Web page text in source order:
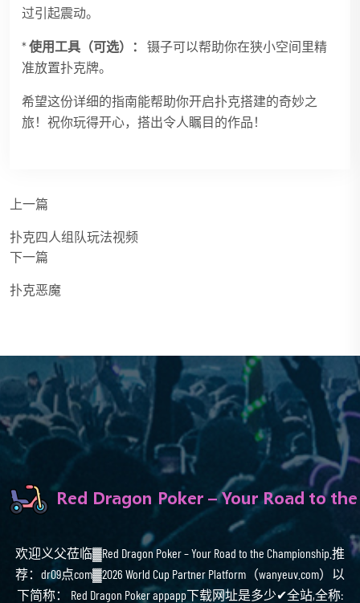
过引起震动。
*使用工具（可选）：
镊子可以帮助你在狭小空间里精
准放置扑克牌。
希望这份详细的指南能帮助你开启扑克搭建的奇妙之
旅！祝你玩得开心，搭出令人瞩目的作品！
上一篇
扑克四人组队玩法视频
下一篇
扑克恶魔
欢迎义父莅临▓Red Dragon Poker – Your Road to the Championship.推
荐：dr09点com▓2026 World Cup Partner Platform（wanyeuv.com）以
下简称： Red Dragon Poker appapp下载网址是多少✔全站,全称: